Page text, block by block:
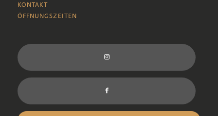
KONTAKT
ÖFFNUNGSZEITEN